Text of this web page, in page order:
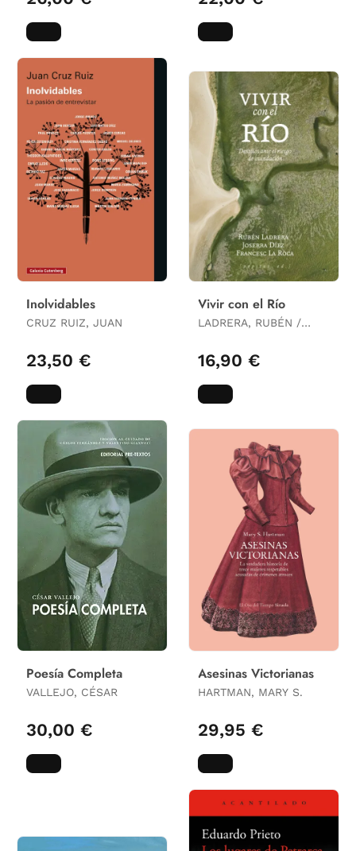
Inolvidables
CRUZ RUIZ, JUAN
23,50 €
Vivir con el Río
LADRERA, RUBÉN /
16,90 €
Poesía Completa
VALLEJO, CÉSAR
30,00 €
Asesinas Victorianas
HARTMAN, MARY S.
29,95 €